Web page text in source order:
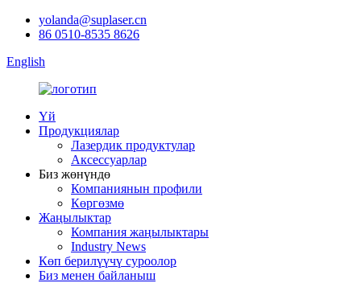
yolanda@suplaser.cn
86 0510-8535 8626
English
Үй
Продукциялар
Лазердик продуктулар
Аксессуарлар
Биз жөнүндө
Компаниянын профили
Көргөзмө
Жаңылыктар
Компания жаңылыктары
Industry News
Көп берилүүчү суроолор
Биз менен байланыш